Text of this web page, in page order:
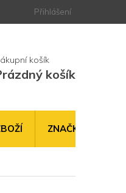
Přihlášení
košík
ZNAČKY